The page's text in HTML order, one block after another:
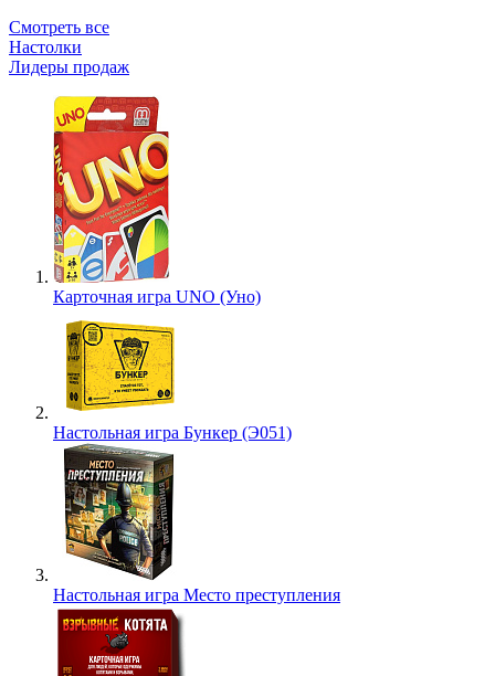
Смотреть все
Настолки
Лидеры продаж
Карточная игра UNO (Уно)
Настольная игра Бункер (Э051)
Настольная игра Место преступления